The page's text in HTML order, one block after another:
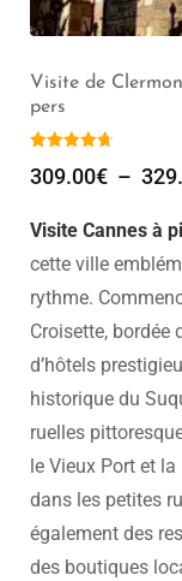
Visite de
pers
309.00€ –
Visite Cannes à
cette ville
rythme.
Croisette, bordée
d’hôtels
historique du
ruelles
le Vieux Port et
dans les petites
également des
des boutiques